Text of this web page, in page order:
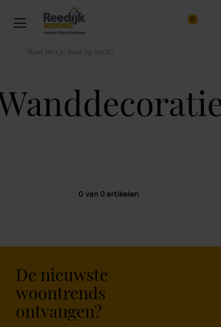
0
0 van 0 artikelen
De nieuwste
woontrends
ontvangen?